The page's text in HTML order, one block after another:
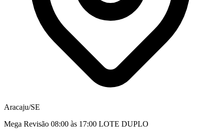
Aracaju/SE
Mega Revisão 08:00 às 17:00 LOTE DUPLO